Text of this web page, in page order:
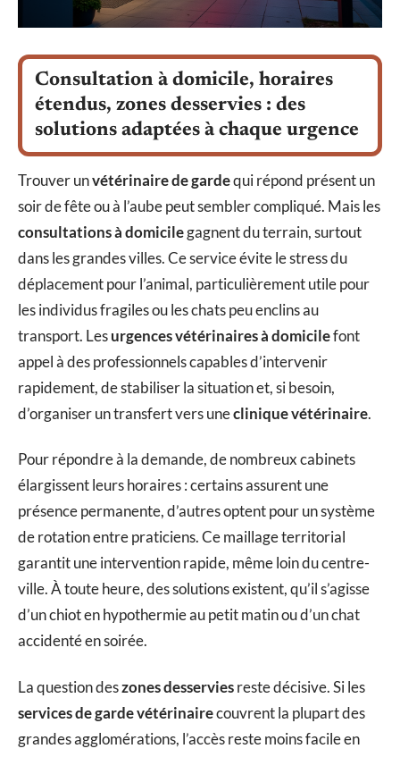
Consultation à domicile, horaires
étendus, zones desservies : des
solutions adaptées à chaque urgence
Trouver unvétérinaire de gardequi répond présent un
soir de fête ou à l’aube peut sembler compliqué. Mais les
consultations à domicilegagnent du terrain, surtout
dans les grandes villes. Ce service évite le stress du
déplacement pour l’animal, particulièrement utile pour
les individus fragiles ou les chats peu enclins au
transport. Lesurgences vétérinaires à domicilefont
appel à des professionnels capables d’intervenir
rapidement, de stabiliser la situation et, si besoin,
d’organiser un transfert vers uneclinique vétérinaire.
Pour répondre à la demande, de nombreux cabinets
élargissent leurs horaires : certains assurent une
présence permanente, d’autres optent pour un système
de rotation entre praticiens. Ce maillage territorial
garantit une intervention rapide, même loin du centre-
ville. À toute heure, des solutions existent, qu’il s’agisse
d’un chiot en hypothermie au petit matin ou d’un chat
accidenté en soirée.
La question deszones desserviesreste décisive. Si les
services de garde vétérinairecouvrent la plupart des
grandes agglomérations, l’accès reste moins facile en